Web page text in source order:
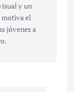
y un
el
jóvenes a